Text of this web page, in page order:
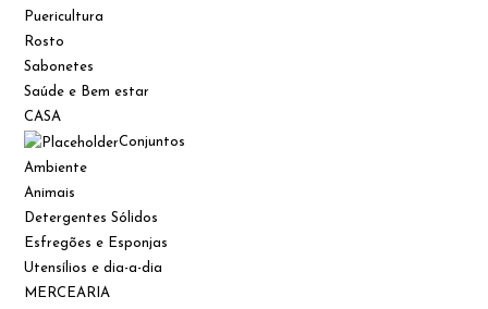
Puericultura
Rosto
Sabonetes
Saúde e Bem estar
CASA
Conjuntos
Ambiente
Animais
Detergentes Sólidos
Esfregões e Esponjas
Utensílios e dia-a-dia
MERCEARIA